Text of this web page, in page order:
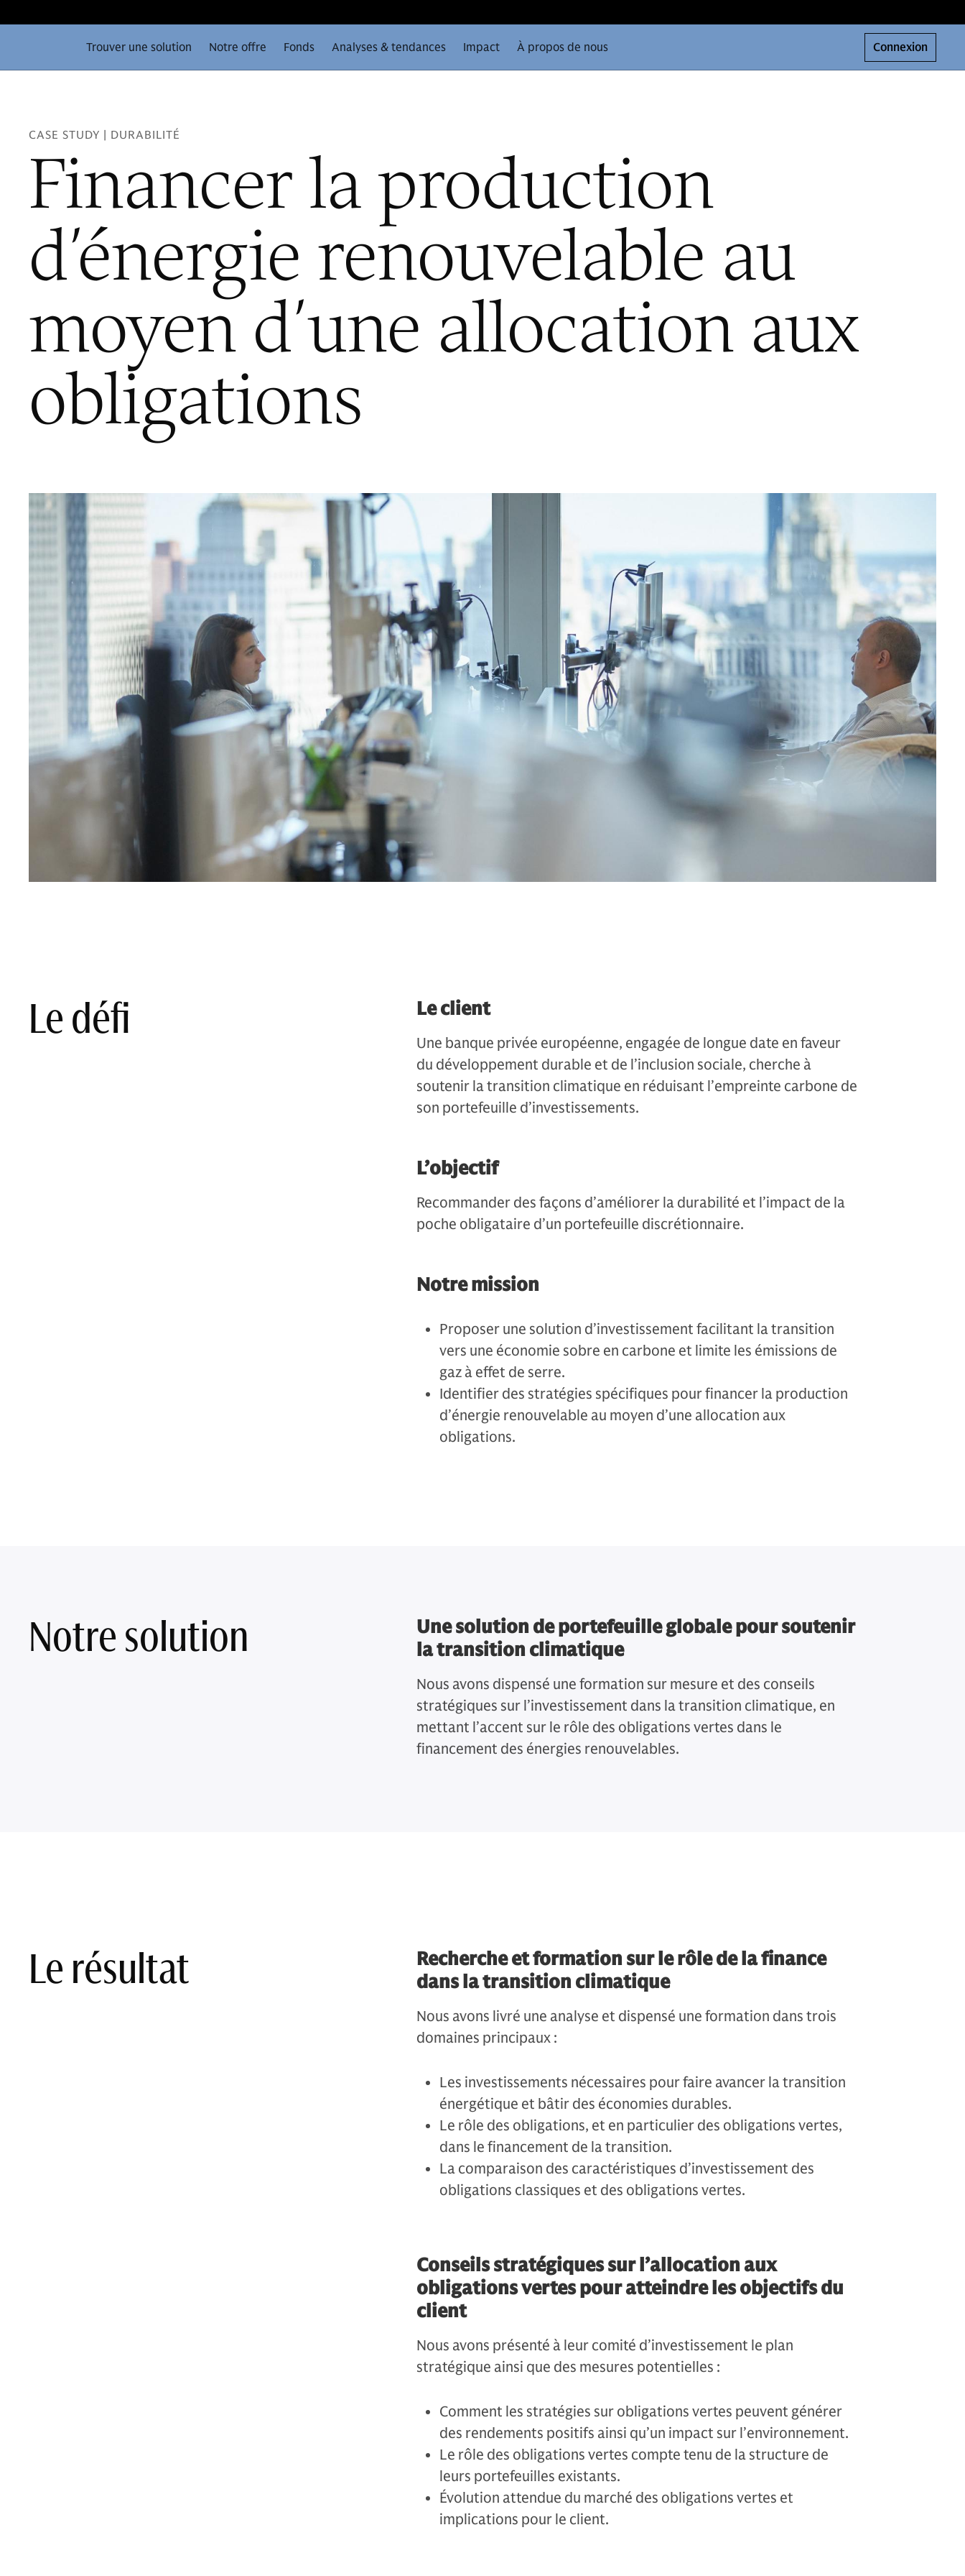
Trouver une solution Notre offre Fonds Analyses & tendances Impact À propos de nous Connexion
CASE STUDY | DURABILITÉ
Financer la production
d’énergie renouvelable au
moyen d’une allocation aux
obligations
Le défi Le client
Une banque privée européenne, engagée de longue date en faveur
du développement durable et de l’inclusion sociale, cherche à
soutenir la transition climatique en réduisant l’empreinte carbone de
son portefeuille d’investissements.
L’objectif
Recommander des façons d’améliorer la durabilité et l’impact de la
poche obligataire d’un portefeuille discrétionnaire.
Notre mission
Proposer une solution d’investissement facilitant la transition
vers une économie sobre en carbone et limite les émissions de
gaz à effet de serre.
Identifier des stratégies spécifiques pour financer la production
d’énergie renouvelable au moyen d’une allocation aux
obligations.
Notre solution
Une solution de portefeuille globale pour soutenir
la transition climatique
Nous avons dispensé une formation sur mesure et des conseils
stratégiques sur l’investissement dans la transition climatique, en
mettant l’accent sur le rôle des obligations vertes dans le
financement des énergies renouvelables.
Le résultat
Recherche et formation sur le rôle de la finance
dans la transition climatique
Nous avons livré une analyse et dispensé une formation dans trois
domaines principaux :
Les investissements nécessaires pour faire avancer la transition
énergétique et bâtir des économies durables.
Le rôle des obligations, et en particulier des obligations vertes,
dans le financement de la transition.
La comparaison des caractéristiques d’investissement des
obligations classiques et des obligations vertes.
Conseils stratégiques sur l’allocation aux
obligations vertes pour atteindre les objectifs du
client
Nous avons présenté à leur comité d’investissement le plan
stratégique ainsi que des mesures potentielles :
Comment les stratégies sur obligations vertes peuvent générer
des rendements positifs ainsi qu’un impact sur l’environnement.
Le rôle des obligations vertes compte tenu de la structure de
leurs portefeuilles existants.
Évolution attendue du marché des obligations vertes et
implications pour le client.